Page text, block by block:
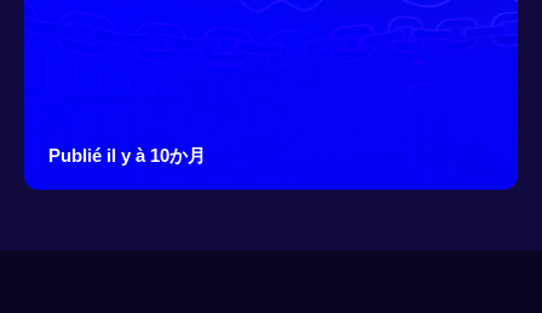
Publié il y à 10か月